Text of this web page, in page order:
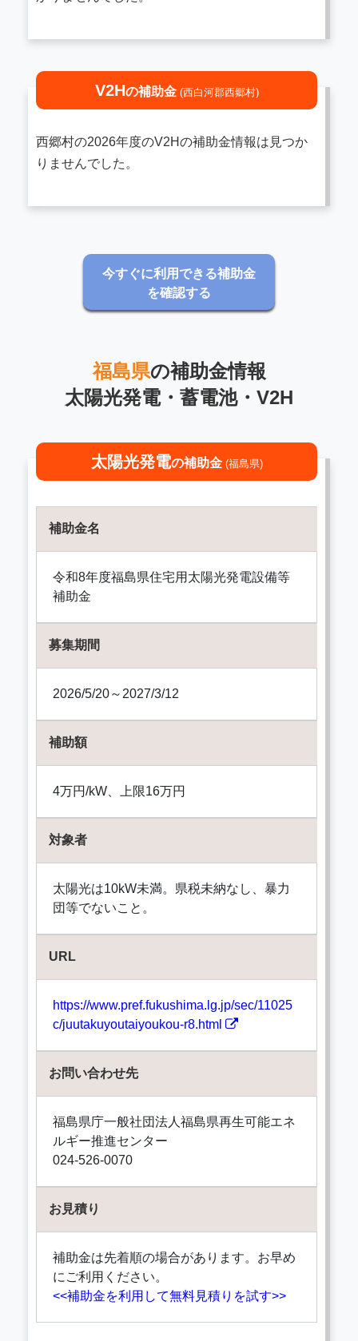
V2Hの補助金 (西白河郡西郷村)
西郷村の2026年度のV2Hの補助金情報は見つか
りませんでした。
今すぐに利用できる補助金
を確認する
福島県の補助金情報
太陽光発電・蓄電池・V2H
太陽光発電の補助金 (福島県)
補助金名
令和8年度福島県住宅用太陽光発電設備等
補助金
募集期間
2026/5/20～2027/3/12
補助額
4万円/kW、上限16万円
対象者
太陽光は10kW未満。県税未納なし、暴力
団等でないこと。
URL
https://www.pref.fukushima.lg.jp/sec/11025
c/juutakuyoutaiyoukou-r8.html
お問い合わせ先
福島県庁一般社団法人福島県再生可能エネ
ルギー推進センター
024-526-0070
お見積り
補助金は先着順の場合があります。お早め
にご利用ください。
<<補助金を利用して無料見積りを試す>>